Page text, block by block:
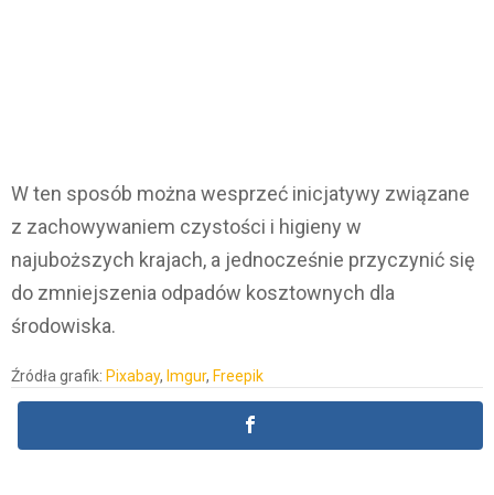
W ten sposób można wesprzeć inicjatywy związane
z zachowywaniem czystości i higieny w
najuboższych krajach, a jednocześnie przyczynić się
do zmniejszenia odpadów kosztownych dla
środowiska.
Źródła grafik: Pixabay, Imgur, Freepik